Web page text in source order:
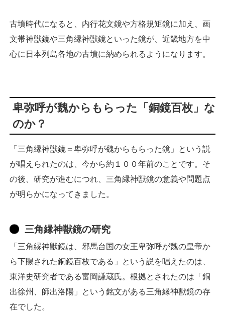
古墳時代になると、内行花文鏡や方格規矩鏡に加え、画
文帯神獣鏡や三角縁神獣鏡といった鏡が、近畿地方を中
心に日本列島各地の古墳に納められるようになります。
卑弥呼が魏からもらった「銅鏡百枚」な
のか？
「三角縁神獣鏡＝卑弥呼が魏からもらった鏡」という説
が唱えられたのは、今から約１００年前のことです。そ
の後、研究が進むにつれ、三角縁神獣鏡の意義や問題点
が明らかになってきました。
三角縁神獣鏡の研究
「三角縁神獣鏡は、邪馬台国の女王卑弥呼が魏の皇帝か
ら下賜された銅鏡百枚である」という説を唱えたのは、
東洋史研究者である富岡謙蔵氏。根拠とされたのは「銅
出徐州、師出洛陽」という銘文がある三角縁神獣鏡の存
在でした。